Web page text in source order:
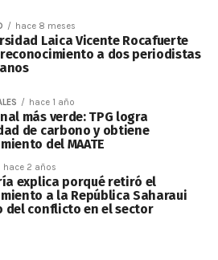
hace 8 meses
Laica Vicente Rocafuerte
a dos periodistas
hace 1 año
más verde: TPG logra
de carbono y obtiene
del MAATE
hace 2 años
explica porqué retiró el
a la República Saharaui
del conflicto en el sector